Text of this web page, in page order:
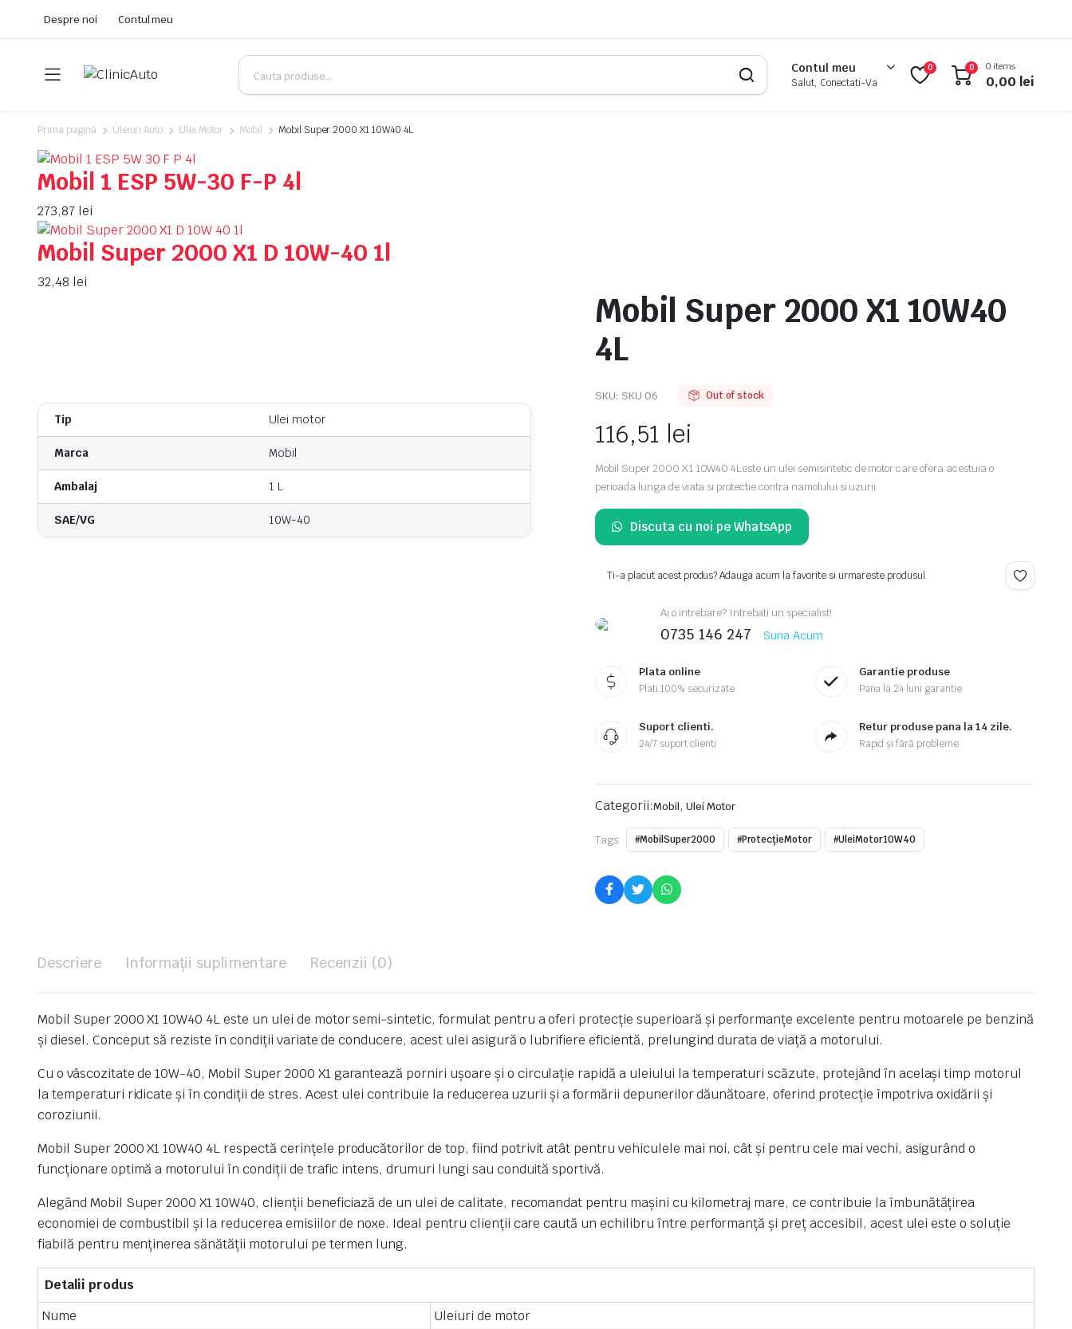
Despre noi Contul meu
Contul meu
Salut, Conectati-Va
0 0 0 items
0,00 lei
Prima pagină Uleiuri Auto Ulei Motor Mobil Mobil Super 2000 X1 10W40 4L
Mobil 1 ESP 5W-30 F-P 4l
273,87 lei
Mobil Super 2000 X1 D 10W-40 1l
32,48 lei
Tip Ulei motor
Marca Mobil
Ambalaj 1 L
SAE/VG 10W-40
Mobil Super 2000 X1 10W40
4L
SKU: SKU 06 Out of stock
116,51 lei
Mobil Super 2000 X1 10W40 4Leste un ulei semisintetic de motor care ofera acestuia o
perioada lunga de viata si protectie contra namolului si uzurii.
Discuta cu noi pe WhatsApp
Ti-a placut acest produs? Adauga acum la favorite si urmareste produsul.
Ai o intrebare? Intrebati un specialist!
0735 146 247 Suna Acum
Plata online
Plati 100% securizate
Garantie produse
Pana la 24 luni garantie
Suport clienti.
24/7 suport clienti
Retur produse pana la 14 zile.
Rapid și fără probleme
Categorii:Mobil, Ulei Motor
Tags: #MobilSuper2000 #ProtecțieMotor #UleiMotor10W40
Descriere Informații suplimentare Recenzii (0)
Mobil Super 2000 X1 10W40 4L este un ulei de motor semi-sintetic, formulat pentru a oferi protecție superioară și performanțe excelente pentru motoarele pe benzină
și diesel. Conceput să reziste în condiții variate de conducere, acest ulei asigură o lubrifiere eficientă, prelungind durata de viață a motorului.
Cu o vâscozitate de 10W-40, Mobil Super 2000 X1 garantează porniri ușoare și o circulație rapidă a uleiului la temperaturi scăzute, protejând în același timp motorul
la temperaturi ridicate și în condiții de stres. Acest ulei contribuie la reducerea uzurii și a formării depunerilor dăunătoare, oferind protecție împotriva oxidării și
coroziunii.
Mobil Super 2000 X1 10W40 4L respectă cerințele producătorilor de top, fiind potrivit atât pentru vehiculele mai noi, cât și pentru cele mai vechi, asigurând o
funcționare optimă a motorului în condiții de trafic intens, drumuri lungi sau conduită sportivă.
Alegând Mobil Super 2000 X1 10W40, clienții beneficiază de un ulei de calitate, recomandat pentru mașini cu kilometraj mare, ce contribuie la îmbunătățirea
economiei de combustibil și la reducerea emisiilor de noxe. Ideal pentru clienții care caută un echilibru între performanță și preț accesibil, acest ulei este o soluție
fiabilă pentru menținerea sănătății motorului pe termen lung.
Detalii produs
Nume
Uleiuri de motor